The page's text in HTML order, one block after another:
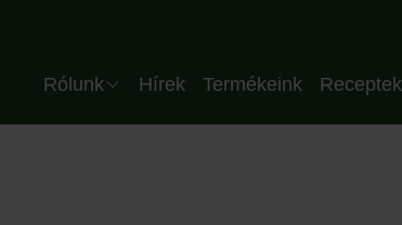
Header HU
Rólunk
Vállalat
Hírek Termékeink Receptek